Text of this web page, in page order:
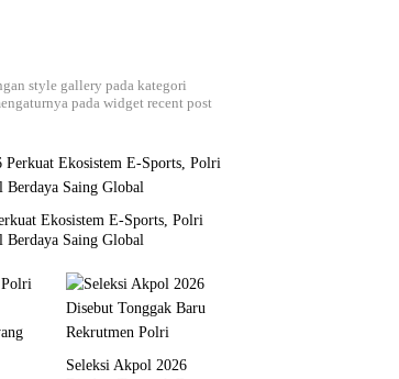
style gallery pada kategori
pada widget recent post
Ekosistem E-Sports, Polri
Saing Global
Seleksi Akpol 2026